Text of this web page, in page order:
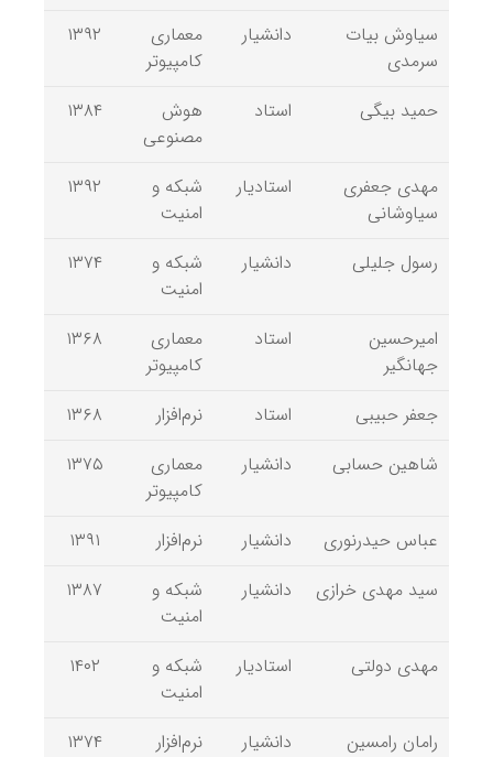
سیاوش بیات
سرمدی
دانشیار
معماری
کامپیوتر
۱۳۹۲
حمید بیگی استاد
هوش
مصنوعی
۱۳۸۴
مهدی جعفری
سیاوشانی
استادیار
شبکه و
امنیت
۱۳۹۲
رسول جلیلی دانشیار
شبکه و
امنیت
۱۳۷۴
امیرحسین
جهانگیر
استاد
معماری
کامپیوتر
۱۳۶۸
جعفر حبیبی استاد نرم‌افزار
۱۳۶۸
شاهین حسابی
دانشیار
معماری
کامپیوتر
۱۳۷۵
عباس حیدرنوری دانشیار نرم‌افزار
۱۳۹۱
سید مهدی خرازی
دانشیار
شبکه و
امنیت
۱۳۸۷
مهدی دولتی استادیار
شبکه و
امنیت
۱۴۰۲
رامان رامسین دانشیار نرم‌افزار
۱۳۷۴